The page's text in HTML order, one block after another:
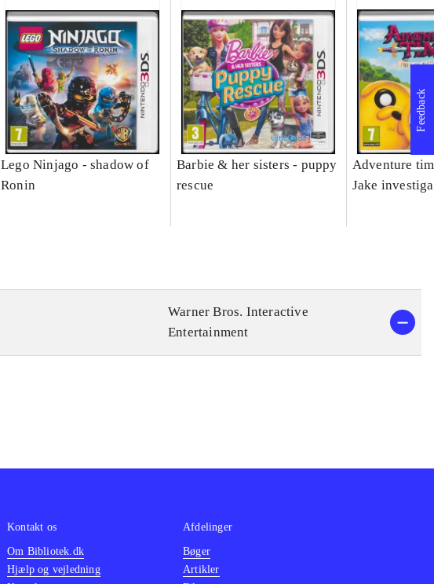
Lego Ninjago - shadow of
Ronin
Barbie & her sisters - puppy
rescue
Adventure
Jake
Warner Bros. Interactive
Entertainment
Feedback
Kontakt os
Om Bibliotek.dk
Hjælp og vejledning
Afdelinger
Bøger
Artikler